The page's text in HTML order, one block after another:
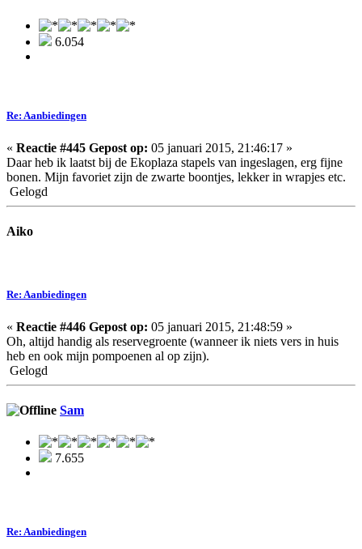
6.054
Re: Aanbiedingen
« Reactie #445 Gepost op: 05 januari 2015, 21:46:17 »
Daar heb ik laatst bij de Ekoplaza stapels van ingeslagen, erg fijne
bonen. Mijn favoriet zijn de zwarte boontjes, lekker in wrapjes etc.
Gelogd
Aiko
Re: Aanbiedingen
« Reactie #446 Gepost op: 05 januari 2015, 21:48:59 »
Oh, altijd handig als reservegroente (wanneer ik niets vers in huis
heb en ook mijn pompoenen al op zijn).
Gelogd
Sam
7.655
Re: Aanbiedingen